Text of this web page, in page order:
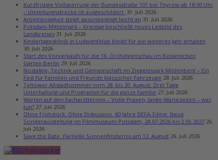
Kurzfristige Vollsperrung der Bundesstraße 101 bei Thyrow ab 18:00 Uhr
– Umleitungsstrecke ist ausgeschildert 31. Juli 2026
Arbeitslosigkeit steigt saisonbedingt leicht an 31. Juli 2026
Potsdam-Mittelmark – Kreistag beschließt neues Leitbild des
Landkreises 31. Juli 2026
Kindertagesklinik in Ludwigsfelde bleibt für ein weiteres Jahr erhalten
30. Juli 2026
Start des Vorverkaufs für die 16. Orchideenschau im Botanischen
Garten Berlin 29. Juli 2026
Nostalgie, Technik und Gemeinschaft im Ziegeleipark Mildenberg – Ein
Fest für Familien und Freunde klassischer Fahrzeuge 28. Juli 2026
Teltower Altstadtsommer vom 28. bis 30. August: Drei Tage
Unterhaltung und Programm für die ganze Familie 27. Juli 2026
Warten auf den Facharzttermin – Volle Praxen, lange Wartezeiten – was
tun? 27. Juli 2026
Ohne Frühstück. Ohne Diskussion. 80 Jahre DEFA-Filme: Neue
Sonderausstellung im Filmmuseum Potsdam, 24.07.2026 bis 2.05.2027 26.
Juli 2026
Save the Date: Partielle Sonnenfinsternis am 12. August 26. Juli 2026
Polizeiticker